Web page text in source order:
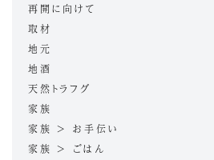
再開に向けて
取材
地元
地酒
天然トラフグ
家族
家族 > お手伝い
家族 > ごはん